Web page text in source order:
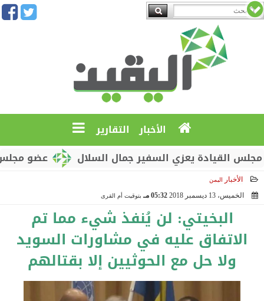
الأخبار التقارير
عضو مجلس
يعزي السفير جمال السلال
الأخبار اليمن
الخميس، 13 ديسمبر 2018 05:32 مـ بتوقيت أم القرى
البخيتي: لن يُنفذ شيء مما تم
الاتفاق عليه في ‎مشاورات السويد
ولا حل مع الحوثيين إلا بقتالهم